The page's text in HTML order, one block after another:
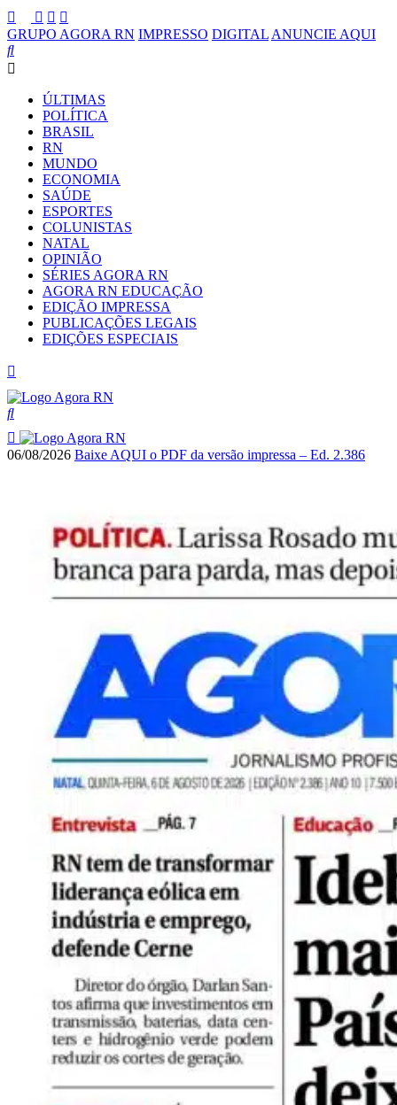
GRUPO AGORA RN IMPRESSO DIGITAL ANUNCIE AQUI
ÚLTIMAS
POLÍTICA
BRASIL
RN
MUNDO
ECONOMIA
SAÚDE
ESPORTES
COLUNISTAS
NATAL
OPINIÃO
SÉRIES AGORA RN
AGORA RN EDUCAÇÃO
EDIÇÃO IMPRESSA
PUBLICAÇÕES LEGAIS
EDIÇÕES ESPECIAIS
06/08/2026 Baixe AQUI o PDF da versão impressa – Ed. 2.386